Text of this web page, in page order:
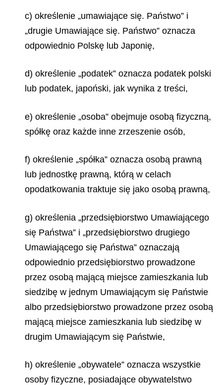
c) określenie „umawiające się. Państwo” i
„drugie Umawiające się. Państwo” oznacza
odpowiednio Polskę lub Japonię,
d) określenie „podatek” oznacza podatek polski
lub podatek, japoński, jak wynika z treści,
e) określenie „osoba” obejmuje osobą fizyczną,
spółkę oraz każde inne zrzeszenie osób,
f) określenie „spółka” oznacza osobą prawną
lub jednostkę prawną, którą w celach
opodatkowania traktuje się jako osobą prawną,
g) określenia „przedsiębiorstwo Umawiającego
się Państwa” i „przedsiębiorstwo drugiego
Umawiającego się Państwa” oznaczają
odpowiednio przedsiębiorstwo prowadzone
przez osobą mającą miejsce zamieszkania lub
siedzibę w jednym Umawiającym się Państwie
albo przedsiębiorstwo prowadzone przez osobą
mającą miejsce zamieszkania lub siedzibę w
drugim Umawiającym się Państwie,
h) określenie „obywatele” oznacza wszystkie
osoby fizyczne, posiadające obywatelstwo